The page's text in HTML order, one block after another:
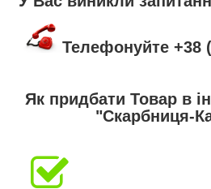
Телефонуйте +38
Як придбати Товар в
"Скарбниця-